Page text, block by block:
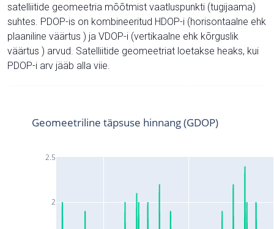
satelliitide geomeetria mõõtmist vaatluspunkti (tugijaama)
suhtes. PDOP-is on kombineeritud HDOP-i (horisontaalne ehk
plaaniline väärtus ) ja VDOP-i (vertikaalne ehk kõrguslik
väärtus ) arvud. Satelliitide geomeetriat loetakse heaks, kui
PDOP-i arv jääb alla viie.
2
2.5
Geomeetriline täpsuse hinnang (GDOP)